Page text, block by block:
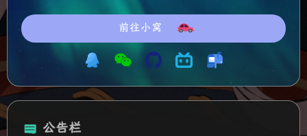
前往小窝
公告栏